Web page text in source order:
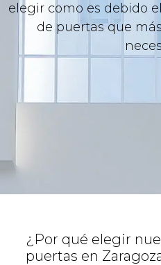
elegir como es debido
de puertas que
¿Por qué elegir
puertas en